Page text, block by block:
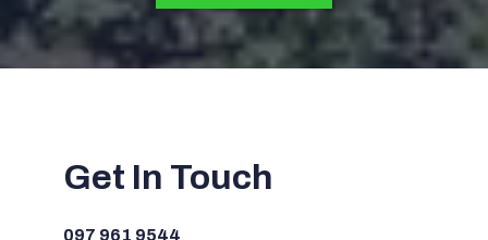
Get In Touch
097 961 9544